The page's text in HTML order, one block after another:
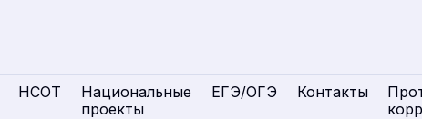
НСОТ
Национальные
проекты
ЕГЭ/ОГЭ Контакты